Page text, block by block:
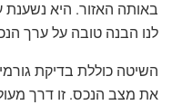
באותה האזור. היא נשענת
לנו הבנה טובה על ערך
השיטה כוללת בדיקת
את מצב הנכס. זו דרך